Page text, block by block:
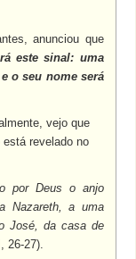
anunciou que
este sinal: uma
o seu nome será
vejo que
revelado no
por Deus o anjo
Nazareth, a uma
José, da casa de
26-27).